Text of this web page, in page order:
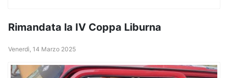
Rimandata la IV Coppa Liburna
Venerdì, 14 Marzo 2025